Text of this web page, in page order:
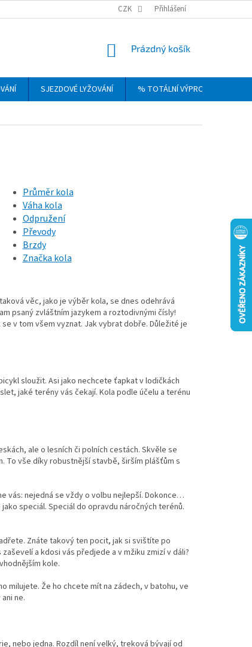
VÝMĚNA A REKLAMACE ZBOŽÍ OBCHODNÍ PODMÍNKY
CZK Přihlášení
NÁKUPNÍ
Prázdný košík
SJEZDOVÉ LYŽOVÁNÍ % TOTÁLNÍ VÝPRODEJ
Průměr kola
Váha kola
Odpružení
Převody
Brzdy
Značka kola
věc, jako je výběr kola, se dnes odehrává
psaný zvláštním jazykem a roztodivnými čísly!
v tom všem vyznat. Jak vybrat dobře. Důležité je
sloužit. Asi jako nechcete ťapkat v lodičkách
jaké terény vás čekají. Kola podle účelu a terénu
ale o lesních či polních cestách. Skvěle se
To vše díky robustnější stavbě, širším plášťům s
vás: nejedná se vždy o volbu nejlepší. Dokonce…
speciál. Speciál do opravdu náročných terénů.
Znáte takový ten pocit, jak si svištíte po
a kdosi vás předjede a v mžiku zmizí v dáli?
kole.
milujete. Že ho chcete mít na zádech, v batohu, ve
ne.
nebo jedna. Rozdíl není velký, treková bývají od